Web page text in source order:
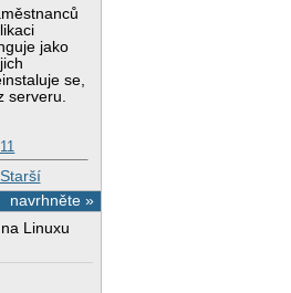
jako
se,
serveru.
Starší
navrhněte »
Linuxu